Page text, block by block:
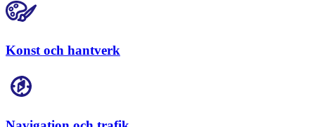
Konst och hantverk